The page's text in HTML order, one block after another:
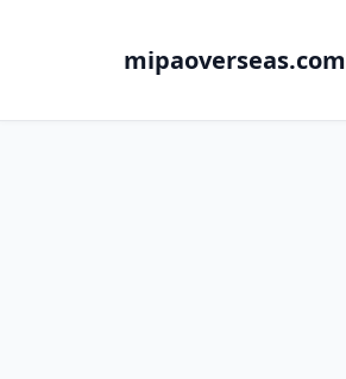
mipaoverseas.com